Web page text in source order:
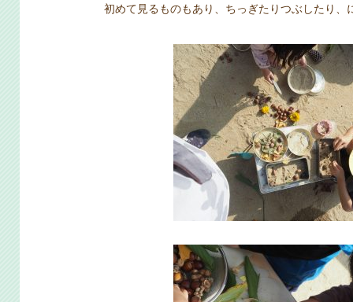
初めて見るものもあり、ちっぎたりつぶしたり、